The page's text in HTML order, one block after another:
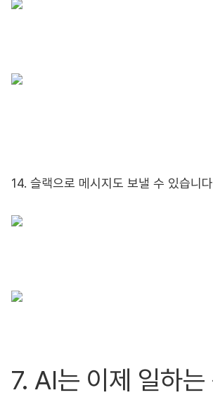
14. 슬랙으로 메시지도 보낼 수 있습니
7. AI는 이제 일하는